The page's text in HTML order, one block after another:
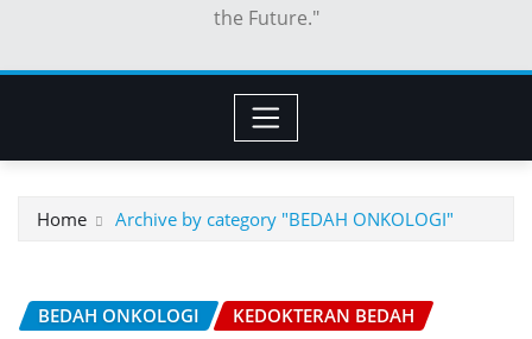
the Future."
Home Archive by category "BEDAH ONKOLOGI"
BEDAH ONKOLOGI KEDOKTERAN BEDAH